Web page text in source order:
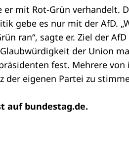
mit Rot-Grün verhandelt.
gebe es nur mit der AfD.
ran“, sagte er. Ziel der
der Union
fest. Mehrere
der eigenen Partei zu
auf bundestag.de.